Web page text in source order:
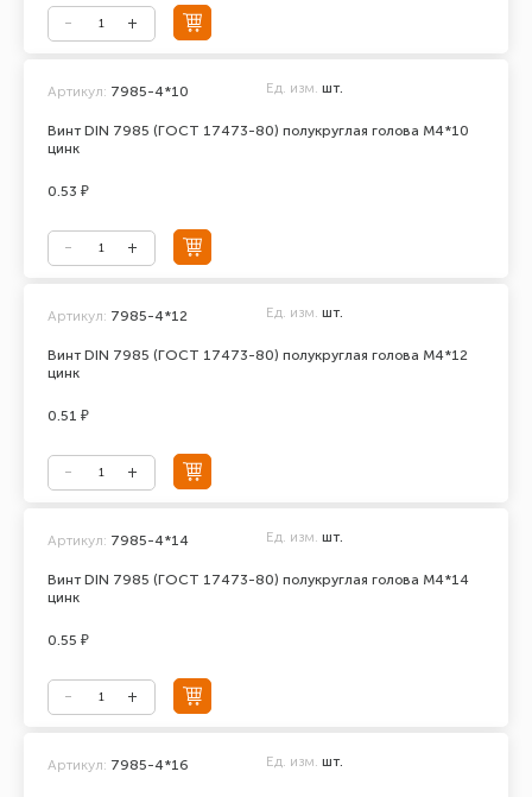
Винт DIN 7985 (ГОСТ 17473-80) полукруглая голова М4*10
цинк
Артикул: 7985-4*10 Ед. изм. шт.
0.53 ₽
Винт DIN 7985 (ГОСТ 17473-80) полукруглая голова М4*12
цинк
Артикул: 7985-4*12 Ед. изм. шт.
0.51 ₽
Винт DIN 7985 (ГОСТ 17473-80) полукруглая голова М4*14
цинк
Артикул: 7985-4*14 Ед. изм. шт.
0.55 ₽
Артикул: 7985-4*16 Ед. изм. шт.